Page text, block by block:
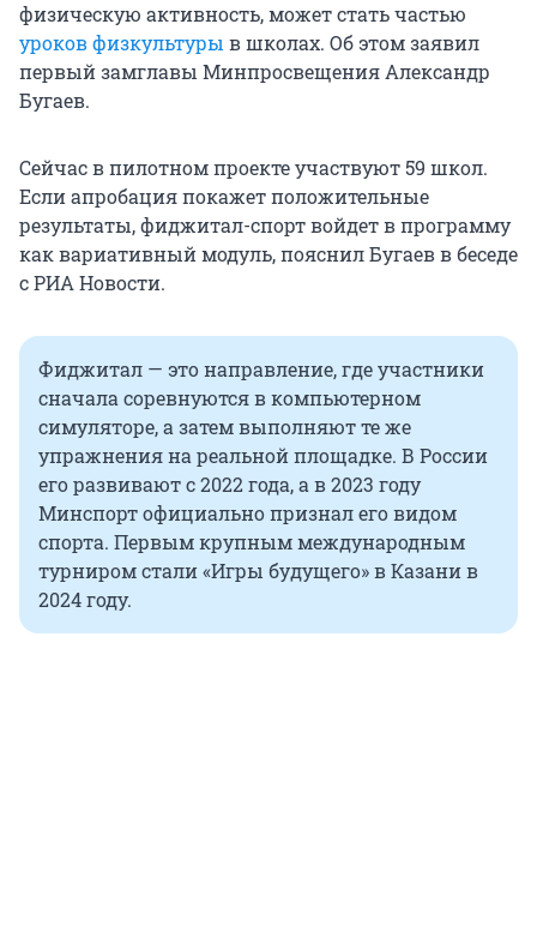
физическую активность, может стать частью
уроков физкультуры в школах. Об этом заявил
первый замглавы Минпросвещения Александр
Бугаев.
Сейчас в пилотном проекте участвуют 59 школ.
Если апробация покажет положительные
результаты, фиджитал-спорт войдет в программу
как вариативный модуль, пояснил Бугаев в беседе
с РИА Новости.
Фиджитал — это направление, где участники
сначала соревнуются в компьютерном
симуляторе, а затем выполняют те же
упражнения на реальной площадке. В России
его развивают с 2022 года, а в 2023 году
Минспорт официально признал его видом
спорта. Первым крупным международным
турниром стали «Игры будущего» в Казани в
2024 году.